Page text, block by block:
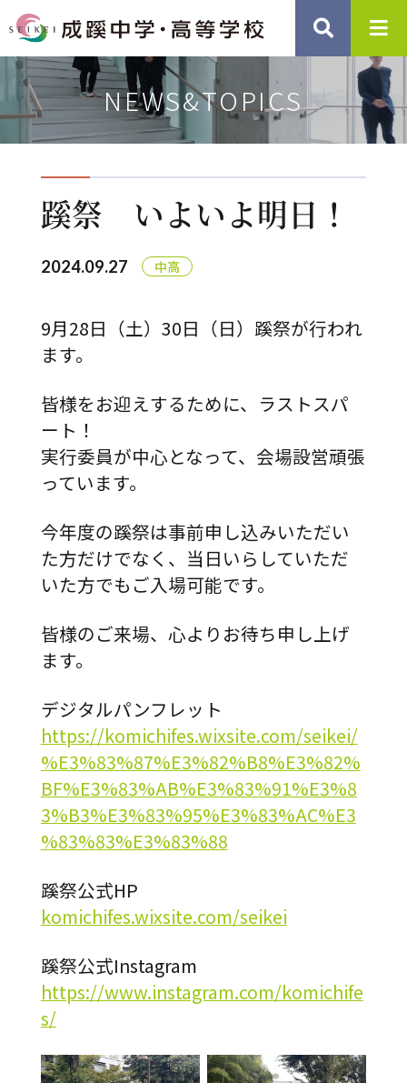
NEWS&TOPICS
蹊祭 いよいよ明日！
2024.09.27
9月28日（土）30日（日）蹊祭が行われ
ます。
皆様をお迎えするために、 ラストスパ
ート！
実行委員が中心となって、会場設営頑張
っています。
今年度の蹊祭は事前申し込みいただい
た方だけでなく 、 当日いらしていただ
いた方でもご入場可能です。
皆様のご来場、心よりお待ち申し上げ
ます。
デジタルパンフレット
https://komichifes.wixsite.com/seikei/
%E3%83%87%E3%82%B8%E3%82%
BF%E3%83%AB%E3%83%91%E3%8
3%B3%E3%83%95%E3%83%AC%E3
%83%83%E3%83%88
蹊祭公式HP
komichifes.wixsite.com/seikei
蹊祭公式Instagram
https://www.instagram.com/komichife
s/